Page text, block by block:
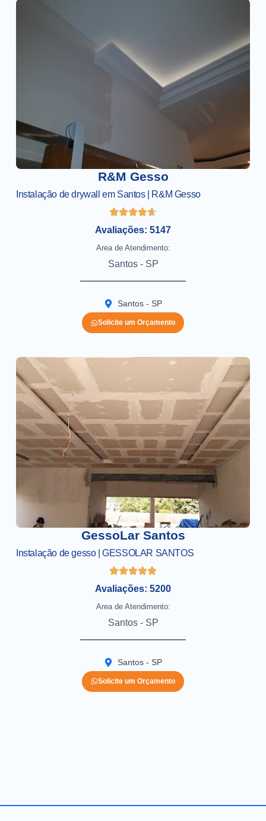
R&M Gesso
Instalação de drywall em Santos | R&M Gesso
Avaliações: 5147
Area de Atendimento:
Santos - SP
Santos - SP
Solicite um Orçamento
GessoLar Santos
Instalação de gesso | GESSOLAR SANTOS
Avaliações: 5200
Area de Atendimento:
Santos - SP
Santos - SP
Solicite um Orçamento